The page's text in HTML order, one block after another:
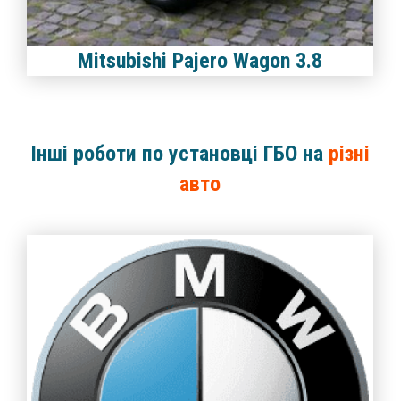
Mitsubishi Pajero Wagon 3.8
Інші роботи по установці ГБО на різні
авто